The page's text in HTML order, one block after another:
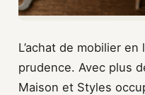
L’achat de mobilier
prudence. Avec plus
Maison et Styles